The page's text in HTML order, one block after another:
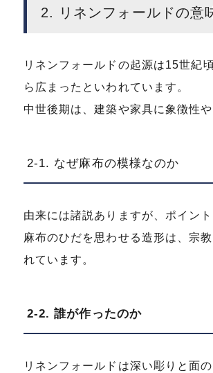
2. リネンフォールドの意
リネンフォールドの起源は15世紀
ら広まったといわれています。
中世後期は、建築や家具に象徴性
2-1. なぜ麻布の模様なのか
由来には諸説ありますが、ポイン
麻布のひだを思わせる造形は、宗
れています。
2-2. 誰が作ったのか
リネンフォールドは深い彫りと面